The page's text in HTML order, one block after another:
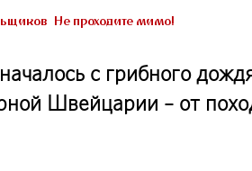
Не проходите мимо!
с грибного
Швейцарии – от